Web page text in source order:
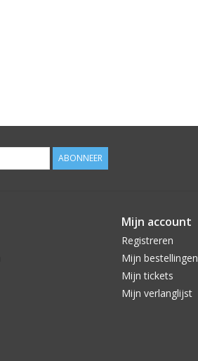
ABONNEER
Mijn account
Registreren
Mijn bestellingen
Mijn tickets
Mijn verlanglijst